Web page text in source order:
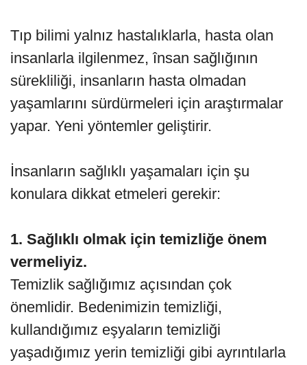
Tıp bilimi yalnız hastalıklarla, hasta olan
insanlarla ilgilenmez, însan sağlığının
sürekliliği, insanların hasta olmadan
yaşamlarını sürdürmeleri için araştırmalar
yapar. Yeni yöntemler geliştirir.
İnsanların sağlıklı yaşamaları için şu
konulara dikkat etmeleri gerekir:
1. Sağlıklı olmak için temizliğe önem
vermeliyiz.
Temizlik sağlığımız açısından çok
önemlidir. Bedenimizin temizliği,
kullandığımız eşyaların temizliği
yaşadığımız yerin temizliği gibi ayrıntılarla